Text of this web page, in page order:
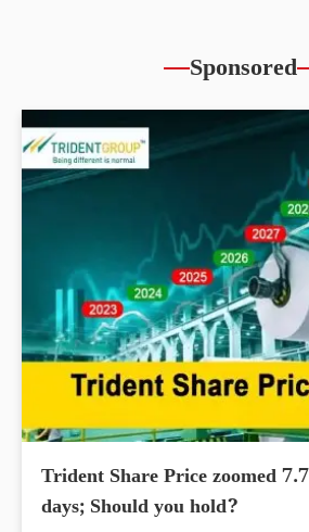
Sponsored
Trident Share Price zoomed
days; Should you hold?